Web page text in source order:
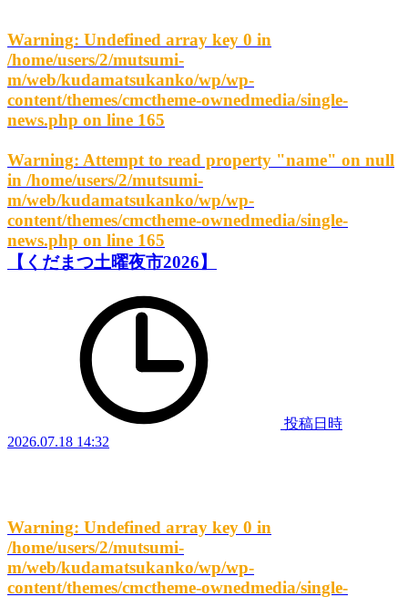
Warning: Undefined array key 0 in
/home/users/2/mutsumi-
m/web/kudamatsukanko/wp/wp-
content/themes/cmctheme-ownedmedia/single-
news.php on line 165
Warning: Attempt to read property "name" on null
in /home/users/2/mutsumi-
m/web/kudamatsukanko/wp/wp-
content/themes/cmctheme-ownedmedia/single-
news.php on line 165
【くだまつ土曜夜市2026】
投稿日時
2026.07.18 14:32
Warning: Undefined array key 0 in
/home/users/2/mutsumi-
m/web/kudamatsukanko/wp/wp-
content/themes/cmctheme-ownedmedia/single-